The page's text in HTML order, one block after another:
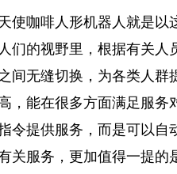
使咖啡人形机器人就是以
们的视野里 ， 根据有关人
间无缝切换，为各类人群
，能在很多方面满足服务
令提供服务，而是可以
关服务，更加值得一提的